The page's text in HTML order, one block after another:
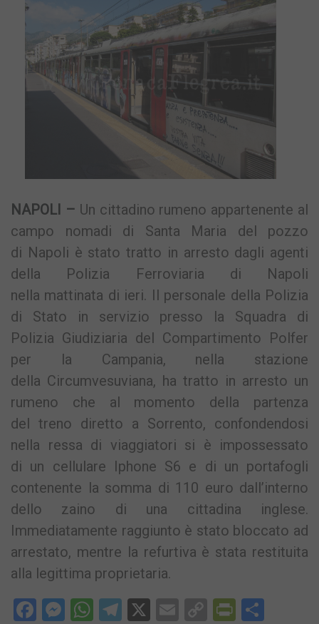
NAPOLI – Un cittadino rumeno appartenente al
campo nomadi di Santa Maria del pozzo
di Napoli è stato tratto in arresto dagli agenti
della Polizia Ferroviaria di Napoli
nella mattinata di ieri. Il personale della Polizia
di Stato in servizio presso la Squadra di
Polizia Giudiziaria del Compartimento Polfer
per la Campania, nella stazione
della Circumvesuviana, ha tratto in arresto un
rumeno che al momento della partenza
del treno diretto a Sorrento, confondendosi
nella ressa di viaggiatori si è impossessato
di un cellulare Iphone S6 e di un portafogli
contenente la somma di 110 euro dall’interno
dello zaino di una cittadina inglese.
Immediatamente raggiunto è stato bloccato ad
arrestato, mentre la refurtiva è stata restituita
alla legittima proprietaria.
Facebook
Messenger
WhatsApp
Telegram
X EmailCopy